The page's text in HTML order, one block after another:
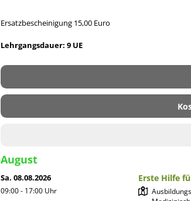
Ersatzbescheinigung 15,00 Euro
Lehrgangsdauer: 9 UE
August
Sa. 08.08.2026
09:00 - 17:00 Uhr
Erste Hilfe